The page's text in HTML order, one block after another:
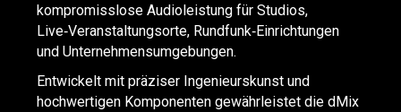
kompromisslose Audioleistung für Studios,
Live‑Veranstaltungsorte, Rundfunk‑Einrichtungen
und Unternehmensumgebungen.
Entwickelt mit präziser Ingenieurskunst und
hochwertigen Komponenten gewährleistet die dMix